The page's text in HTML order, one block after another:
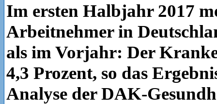
Im ersten Halbjahr 2017
Arbeitnehmer in
als im Vorjahr: Der
4,3 Prozent, so das
Analyse der DAK-